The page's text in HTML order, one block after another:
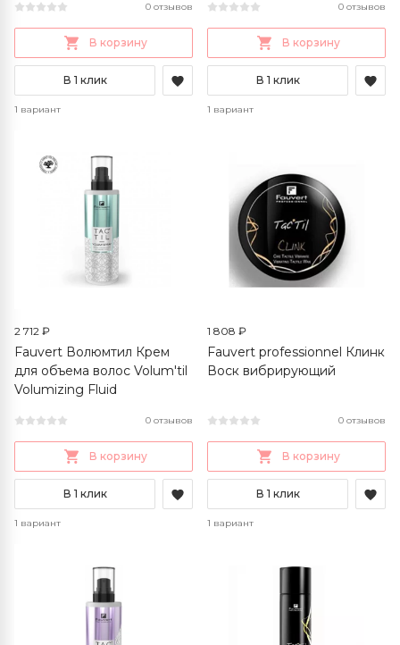
0 отзывов
В корзину
В 1 клик
1 вариант
0 отзывов
В корзину
В 1 клик
1 вариант
2 712 ₽
Fauvert Волюмтил Крем
для объема волос Volum'til
Volumizing Fluid
0 отзывов
В корзину
В 1 клик
1 вариант
1 808 ₽
Fauvert professionnel Клинк
Воск вибрирующий
0 отзывов
В корзину
В 1 клик
1 вариант